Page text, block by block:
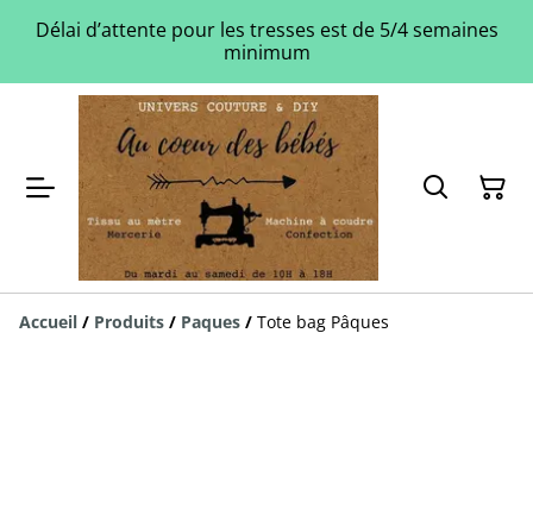
Délai d’attente pour les tresses est de 5/4 semaines
minimum
Accueil / Produits / Paques / Tote bag Pâques